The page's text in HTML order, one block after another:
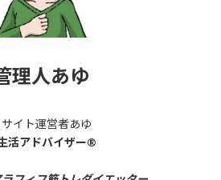
理人あゆ
サイト運営者あゆ
活アドバイザー®